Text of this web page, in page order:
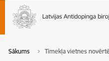
Sākums Tīmekļa vietnes